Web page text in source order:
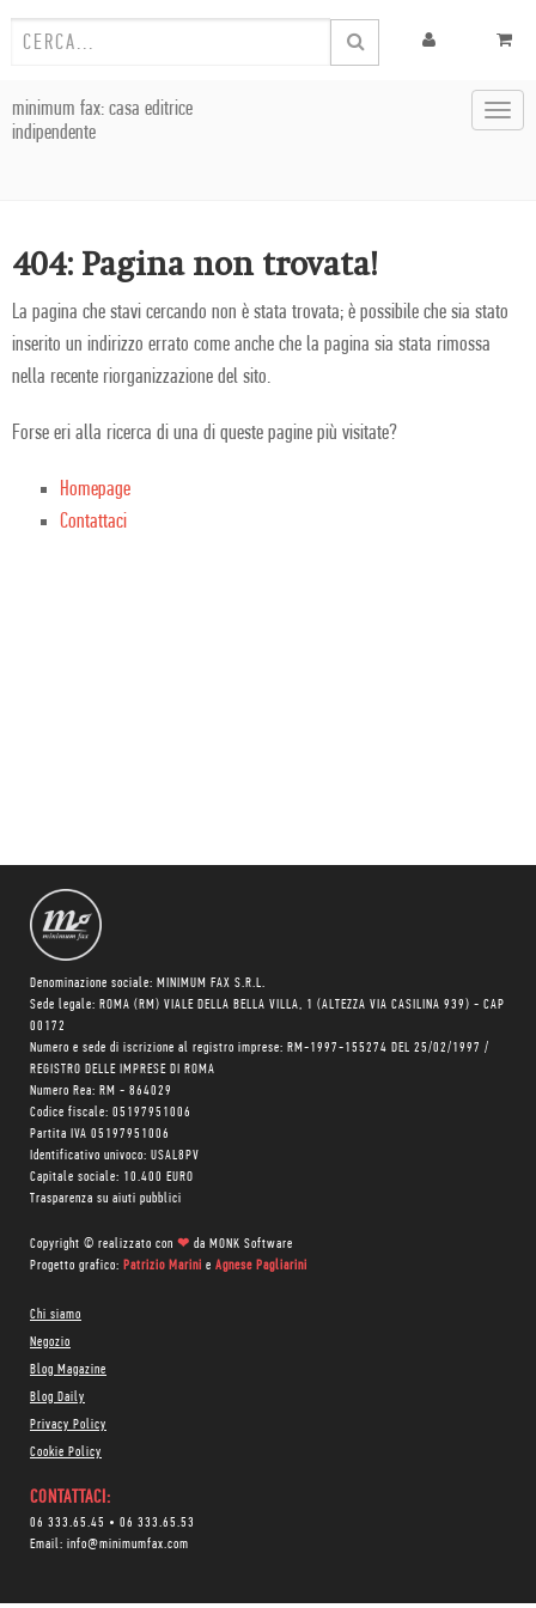
minimum fax: casa editrice
indipendente
404: Pagina non trovata!
La pagina che stavi cercando non è stata trovata; è possibile che sia stato
inserito un indirizzo errato come anche che la pagina sia stata rimossa
nella recente riorganizzazione del sito.
Forse eri alla ricerca di una di queste pagine più visitate?
Homepage
Contattaci
Denominazione sociale: MINIMUM FAX S.R.L.
Sede legale: ROMA (RM) VIALE DELLA BELLA VILLA, 1 (ALTEZZA VIA CASILINA 939) - CAP
00172
Numero e sede di iscrizione al registro imprese: RM-1997-155274 DEL 25/02/1997 /
REGISTRO DELLE IMPRESE DI ROMA
Numero Rea: RM - 864029
Codice fiscale: 05197951006
Partita IVA 05197951006
Identificativo univoco: USAL8PV
Capitale sociale: 10.400 EURO
Trasparenza su aiuti pubblici
Copyright © realizzato con ❤ da MONK Software
Progetto grafico: Patrizio Marini e Agnese Pagliarini
Chi siamo
Negozio
Blog Magazine
Blog Daily
Privacy Policy
Cookie Policy
CONTATTACI:
06 333.65.45 • 06 333.65.53
Email: info@minimumfax.com